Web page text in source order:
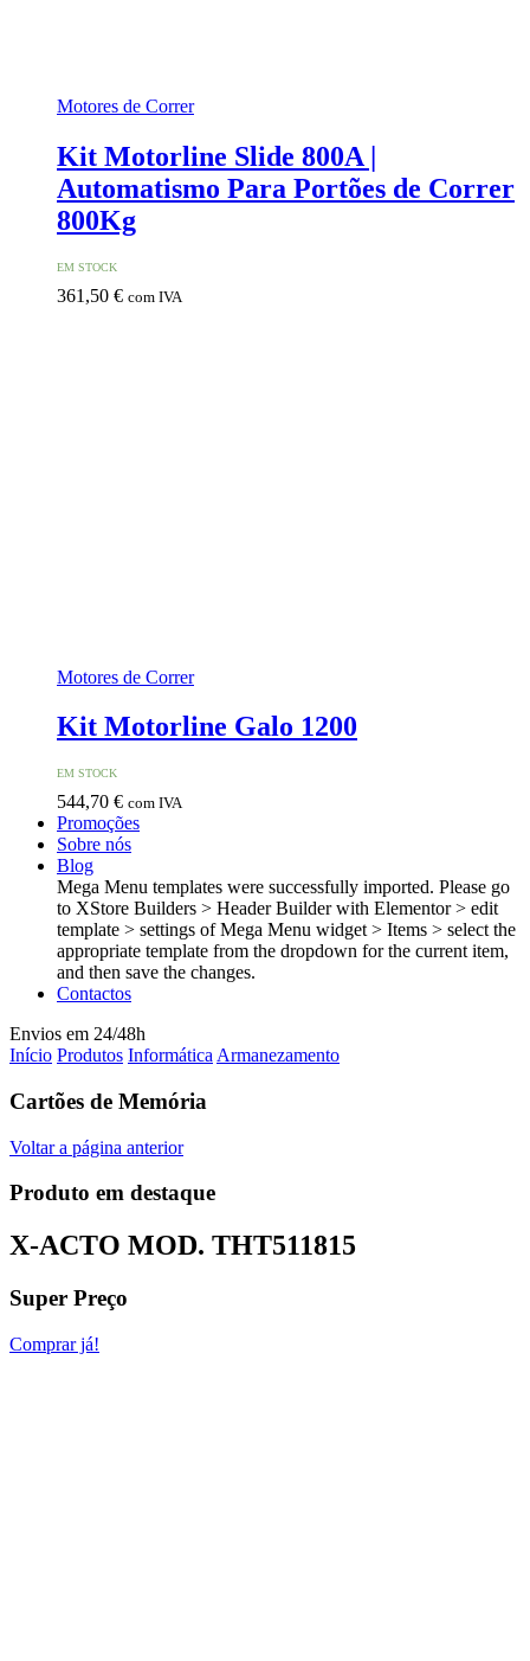
Motores de Correr
Kit Motorline Slide 800A |
Automatismo Para Portões de Correr
800Kg
EM STOCK
361,50 € com IVA
Motores de Correr
Kit Motorline Galo 1200
EM STOCK
544,70 € com IVA
Promoções
Sobre nós
Blog
Mega Menu templates were successfully imported. Please go
to XStore Builders > Header Builder with Elementor > edit
template > settings of Mega Menu widget > Items > select the
appropriate template from the dropdown for the current item,
and then save the changes.
Contactos
Envios em 24/48h
Início Produtos Informática Armanezamento
Cartões de Memória
Voltar a página anterior
Produto em destaque
X-ACTO MOD. THT511815
Super Preço
Comprar já!